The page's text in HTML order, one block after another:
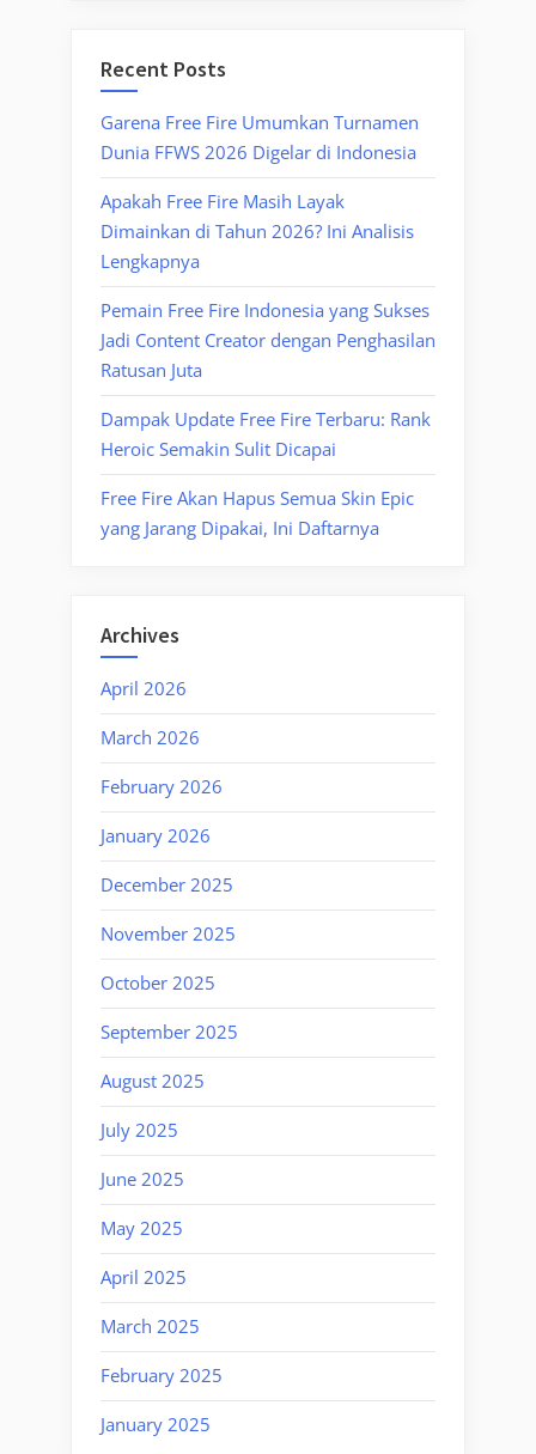
Recent Posts
Garena Free Fire Umumkan Turnamen
Dunia FFWS 2026 Digelar di Indonesia
Apakah Free Fire Masih Layak
Dimainkan di Tahun 2026? Ini Analisis
Lengkapnya
Pemain Free Fire Indonesia yang Sukses
Jadi Content Creator dengan Penghasilan
Ratusan Juta
Dampak Update Free Fire Terbaru: Rank
Heroic Semakin Sulit Dicapai
Free Fire Akan Hapus Semua Skin Epic
yang Jarang Dipakai, Ini Daftarnya
Archives
April 2026
March 2026
February 2026
January 2026
December 2025
November 2025
October 2025
September 2025
August 2025
July 2025
June 2025
May 2025
April 2025
March 2025
February 2025
January 2025